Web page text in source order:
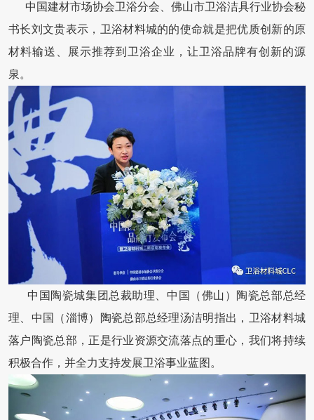
中国建材市场协会卫浴分会、佛山市卫浴洁具行业协会秘
书长刘文贵表示，卫浴材料城的的使命就是把优质创新的原
材料输送、展示推荐到卫浴企业，让卫浴品牌有创新的源
泉。
中国陶瓷城集团总裁助理、中国（佛山）陶瓷总部总经
理、中国（淄博）陶瓷总部总经理汤洁明指出，卫浴材料城
落户陶瓷总部，正是行业资源交流落点的重心，我们将持续
积极合作，并全力支持发展卫浴事业蓝图。